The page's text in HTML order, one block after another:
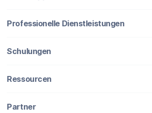
Professionelle Dienstleistungen
Schulungen
Ressourcen
Partner